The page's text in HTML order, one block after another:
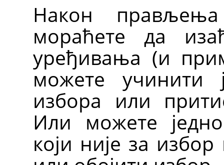
Након
мораћете да
уређивања (и
можете учинити
избора или
Или можете
који није за